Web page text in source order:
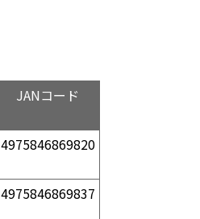
JANコード
4975846869820
4975846869837